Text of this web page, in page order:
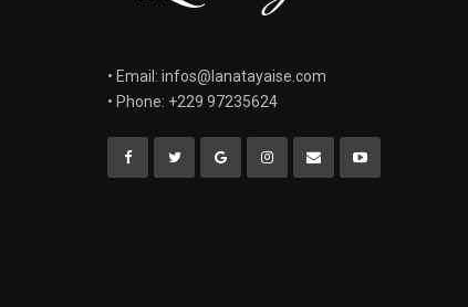
• Email: infos@lanatayaise.com
• Phone: +229 97235624